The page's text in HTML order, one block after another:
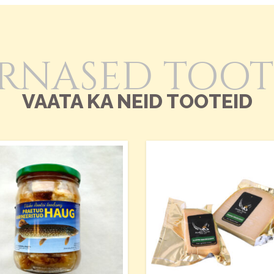
VAATA KA NEID TOOTEID